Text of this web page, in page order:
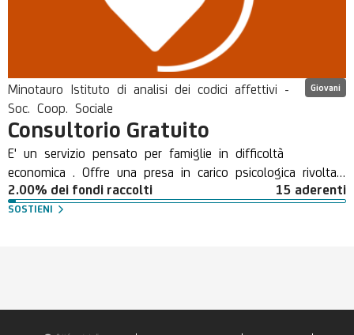
Minotauro Istituto di analisi dei codici affettivi -
Soc. Coop. Sociale
Giovani
Consultorio Gratuito
E' un servizio pensato per famiglie in difficoltà
economica . Offre una presa in carico psicologica rivolta
agli adolescenti in crisi e ai loro genitori. Si rivolge ad
alcune specifiche forme di sofferenza adolescenziale :
2.00% dei fondi raccolti 15 aderenti
SOSTIENI